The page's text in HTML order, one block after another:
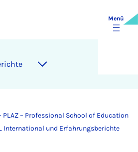
Menü
PLAZ – Professional School of Education
International und Erfahrungsberichte